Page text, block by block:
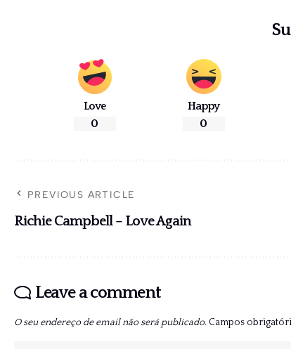
Love
0
Happy
0
PREVIOUS ARTICLE
Richie Campbell – Love Again
Leave a comment
O seu endereço de email não será publicado. Campos